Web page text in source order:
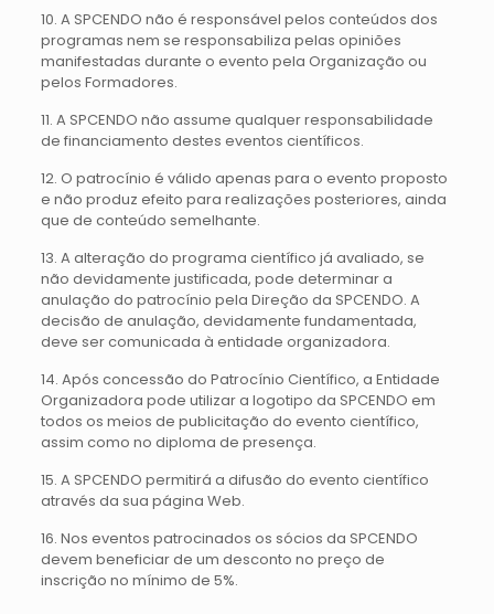
10. A SPCENDO não é responsável pelos conteúdos dos
programas nem se responsabiliza pelas opiniões
manifestadas durante o evento pela Organização ou
pelos Formadores.
11. A SPCENDO não assume qualquer responsabilidade
de financiamento destes eventos científicos.
12. O patrocínio é válido apenas para o evento proposto
e não produz efeito para realizações posteriores, ainda
que de conteúdo semelhante.
13. A alteração do programa científico já avaliado, se
não devidamente justificada, pode determinar a
anulação do patrocínio pela Direção da SPCENDO. A
decisão de anulação, devidamente fundamentada,
deve ser comunicada à entidade organizadora.
14. Após concessão do Patrocínio Científico, a Entidade
Organizadora pode utilizar a logotipo da SPCENDO em
todos os meios de publicitação do evento científico,
assim como no diploma de presença.
15. A SPCENDO permitirá a difusão do evento científico
através da sua página Web.
16. Nos eventos patrocinados os sócios da SPCENDO
devem beneficiar de um desconto no preço de
inscrição no mínimo de 5%.